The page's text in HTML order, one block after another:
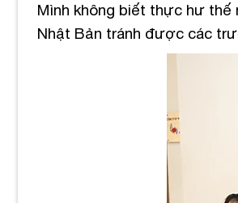
Mình không biết thực hư thế
Nhật Bản tránh được các